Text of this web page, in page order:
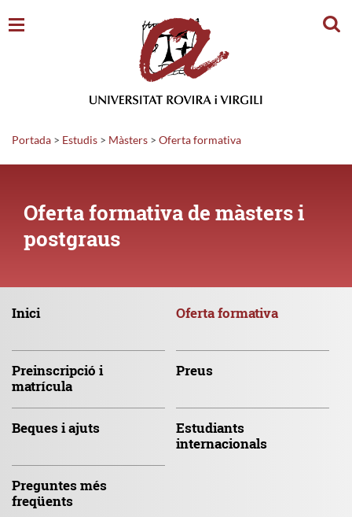
Portada > Estudis > Màsters > Oferta formativa
Oferta formativa de màsters i
postgraus
Inici Ofertaformativa
Preinscripció i
matrícula
Preus
Bequesi ajuts
Estudiants
internacionals
Preguntesmés
freqüents